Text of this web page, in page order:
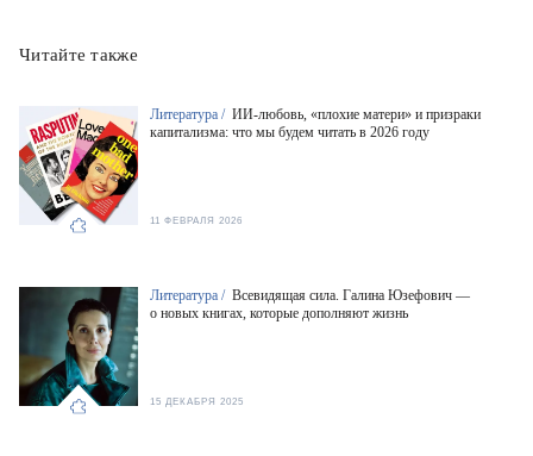
Читайте также
Литература / ИИ-любовь, «плохие матери» и призраки
капитализма: что мы будем читать в 2026 году
11 ФЕВРАЛЯ 2026
Литература / Всевидящая сила. Галина Юзефович —
о новых книгах, которые дополняют жизнь
15 ДЕКАБРЯ 2025